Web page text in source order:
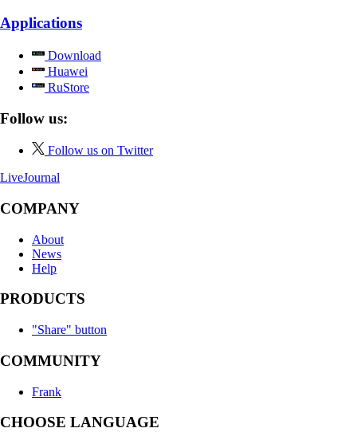
Applications
Download
Huawei
RuStore
Follow us:
Follow us on Twitter
LiveJournal
COMPANY
About
News
Help
PRODUCTS
"Share" button
COMMUNITY
Frank
CHOOSE LANGUAGE